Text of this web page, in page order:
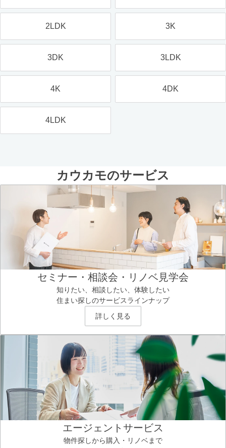
2LDK 3K
3DK 3LDK
4K 4DK
4LDK
カウカモのサービス
セミナー・相談会・リノベ見学会
知りたい、相談したい、体験したい
住まい探しのサービスラインナップ
詳しく見る
エージェントサービス
物件探しから購入・リノベまで